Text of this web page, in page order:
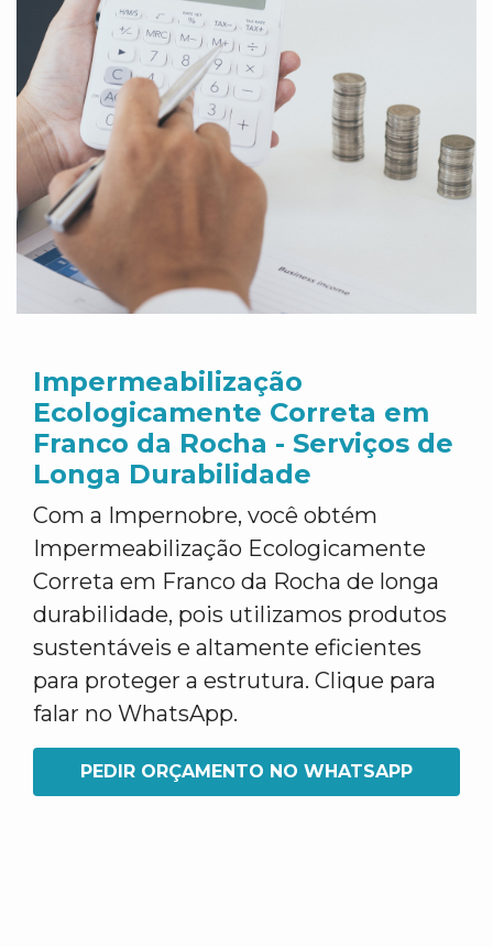
Impermeabilização
Ecologicamente Correta em
Franco da Rocha - Serviços de
Longa Durabilidade
Com a Impernobre, você obtém
Impermeabilização Ecologicamente
Correta em Franco da Rocha de longa
durabilidade, pois utilizamos produtos
sustentáveis e altamente eficientes
para proteger a estrutura. Clique para
falar no WhatsApp.
PEDIR ORÇAMENTO NO WHATSAPP